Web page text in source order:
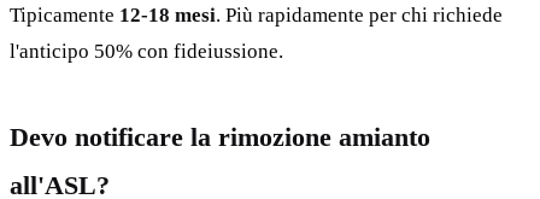
Tipicamente 12-18 mesi. Più rapidamente per chi richiede
l'anticipo 50% con fideiussione.
Devo notificare la rimozione amianto
all'ASL?